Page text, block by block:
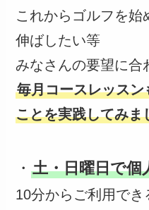
これからゴルフを始
伸ばしたい等
みなさんの要望に合
毎月コースレッス
ことを実践してみま
・土・日曜日で個
10分からご利用で